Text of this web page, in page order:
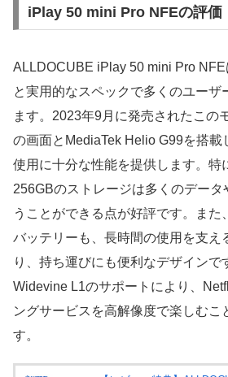
iPlay 50 mini Pro NFEの評価
ALLDOCUBE iPlay 50 mini Pro
と実用的なスペックで多くのユーザ
ます。2023年9月に発売されたこの
の画面とMediaTek Helio G99を搭載
使用に十分な性能を提供します。特
256GBのストレージは多くのデータ
うことができる点が好評です。また
バッテリーも、長時間の使用を支え
り、持ち運びにも便利なデザインで
Widevine L1のサポートにより、
ングサービスを高解像度で楽しむこ
す。